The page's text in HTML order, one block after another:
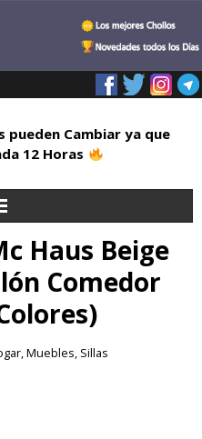
pueden Cambiar ya que
12 Horas
Haus Beige
Comedor
,Muebles, Sillas